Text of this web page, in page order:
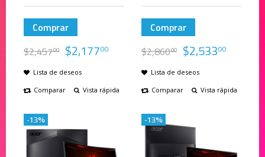
Comprar
$2,45700 $2,17700
Lista de deseos
Comparar
Vista rápida
Comprar
$2,86000 $2,53300
Lista de deseos
Comparar
Vista rápida
-13% -13%